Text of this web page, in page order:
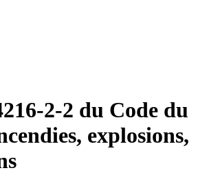
2-2 du Code du
explosions,